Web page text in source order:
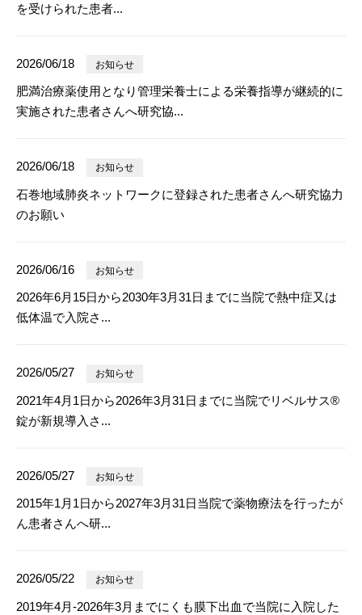
を受けられた患者...
2026/06/18 お知らせ
肥満治療薬使用となり管理栄養士による栄養指導が継続的に
実施された患者さんへ研究協...
2026/06/18 お知らせ
石巻地域肺炎ネットワークに登録された患者さんへ研究協力
のお願い
2026/06/16 お知らせ
2026年6月15日から2030年3月31日までに当院で熱中症又は
低体温で入院さ...
2026/05/27 お知らせ
2021年4月1日から2026年3月31日までに当院でリベルサス®
錠が新規導入さ...
2026/05/27 お知らせ
2015年1月1日から2027年3月31日当院で薬物療法を行ったが
ん患者さんへ研...
2026/05/22 お知らせ
2019年4月-2026年3月までにくも膜下出血で当院に入院した